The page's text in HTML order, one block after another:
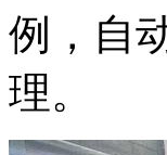
例，自
理。